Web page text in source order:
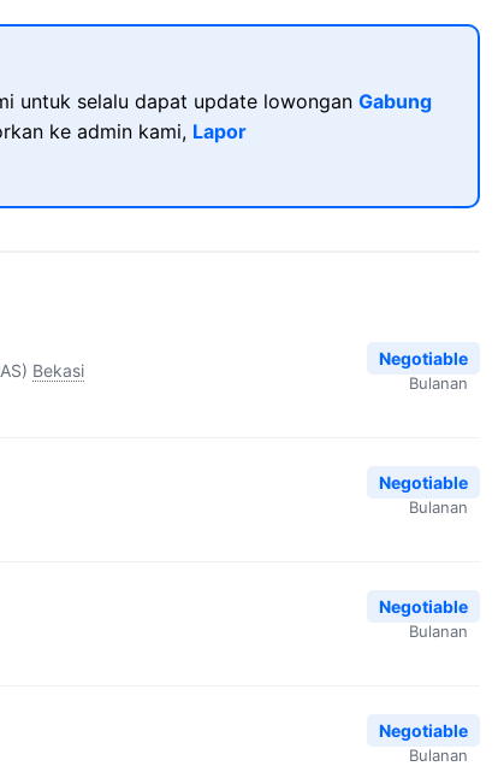
untuk selalu dapat update lowongan Gabung
ke admin kami, Lapor
Bekasi
Negotiable
Bulanan
Negotiable
Bulanan
Negotiable
Bulanan
Negotiable
Bulanan